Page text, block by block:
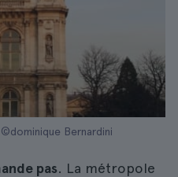
Bernardini
pas. La métropole